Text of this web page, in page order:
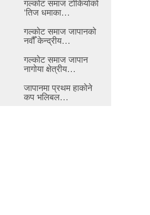
‘तिज धमाका…
गल्कोट समाज जापानको
नवौँ केन्द्रीय…
गल्कोट समाज जापान
नागोया क्षेत्रीय…
जापानमा प्रथम हाकोने
कप भलिबल…